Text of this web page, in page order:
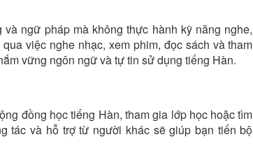
ngữ pháp mà không thực hành kỹ năng nghe,
việc nghe nhạc, xem phim, đọc sách và tham
vững ngôn ngữ và tự tin sử dụng tiếng Hàn.
đồng học tiếng Hàn, tham gia lớp học hoặc tìm
tác và hỗ trợ từ người khác sẽ giúp bạn tiến bộ